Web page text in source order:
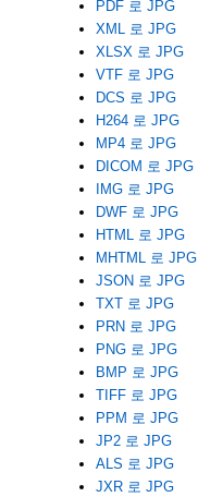
PDF 로 JPG
XML 로 JPG
XLSX 로 JPG
VTF 로 JPG
DCS 로 JPG
H264 로 JPG
MP4 로 JPG
DICOM 로 JPG
IMG 로 JPG
DWF 로 JPG
HTML 로 JPG
MHTML 로 JPG
JSON 로 JPG
TXT 로 JPG
PRN 로 JPG
PNG 로 JPG
BMP 로 JPG
TIFF 로 JPG
PPM 로 JPG
JP2 로 JPG
ALS 로 JPG
JXR 로 JPG